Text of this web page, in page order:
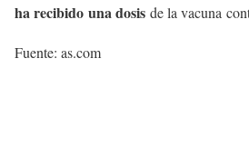
ha recibido una dosis de la vacuna
Fuente: as.com